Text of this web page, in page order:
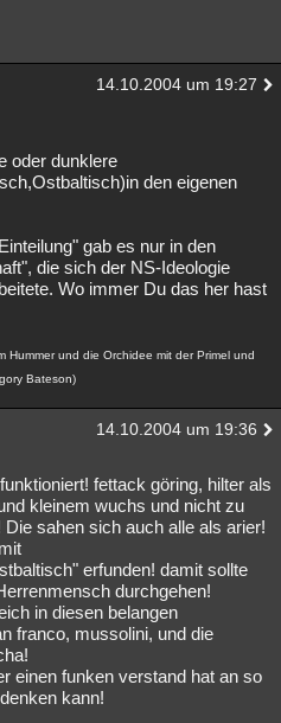
14.10.2004 um 19:27
oder dunklere
den eigenen
gab es nur in den
die sich der NS-Ideologie
Wo immer Du das her hast
Hummer und die Orchidee mit der Primel und
Bateson)
14.10.2004 um 19:36
fettack göring, hilter als
kleinem wuchs und nicht zu
sahen sich auch alle als arier!
erfunden! damit sollte
durchgehen!
in diesen belangen
franco, mussolini, und die
einen funken verstand hat an so
kann!